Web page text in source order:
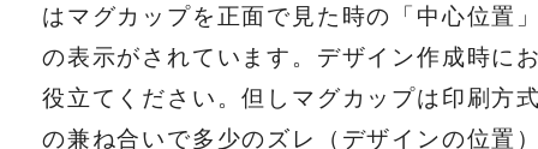
はマグカップを正面で見た時の「中心位置
の表示がされています。デザイン作成時に
役立てください。但しマグカップは印刷方
の兼ね合いで多少のズレ（デザインの位置